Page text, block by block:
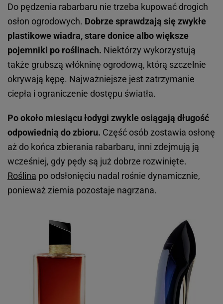
Do pędzenia rabarbaru nie trzeba kupować drogich
osłon ogrodowych. Dobrze sprawdzają się zwykłe
plastikowe wiadra, stare donice albo większe
pojemniki po roślinach. Niektórzy wykorzystują
także grubszą włókninę ogrodową, którą szczelnie
okrywają kępę. Najważniejsze jest zatrzymanie
ciepła i ograniczenie dostępu światła.
Po około miesiącu łodygi zwykle osiągają długość
odpowiednią do zbioru. Część osób zostawia osłonę
aż do końca zbierania rabarbaru, inni zdejmują ją
wcześniej, gdy pędy są już dobrze rozwinięte.
Roślina po odsłonięciu nadal rośnie dynamicznie,
ponieważ ziemia pozostaje nagrzana.